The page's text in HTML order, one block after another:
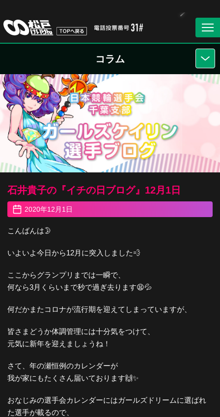
コラム
石井貴子の『イチの日ブログ』12月1日
2020年12月1日
こんばんは🌛
いよいよ今日から12月に突入しました💨
ここからグランプリまでは一瞬で、
何なら3月くらいまで秒で過ぎ去ります😫💦
何だかまたコロナが流行期を迎えてしまっていますが、
皆さまどうか体調管理には十分気をつけて、
元気に新年を迎えましょうね！
さて、年の瀬恒例のカレンダーが
我が家にもたくさん届いております🙌✨
おなじみの選手会カレンダーにはガールズドリームに選ばれ
た選手が載るので、